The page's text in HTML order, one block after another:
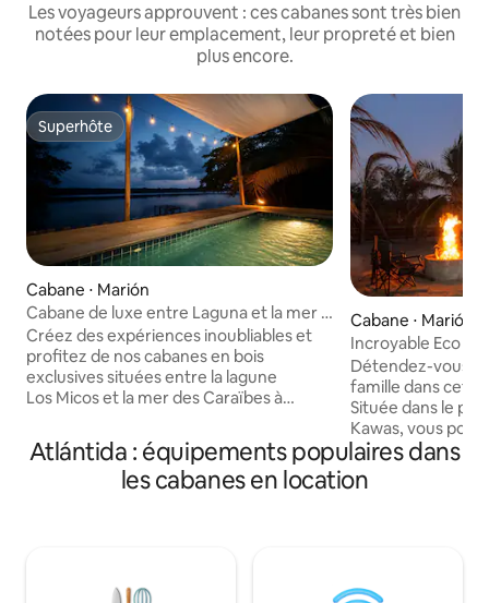
Les voyageurs approuvent : ces cabanes sont très bien
notées pour leur emplacement, leur propreté et bien
plus encore.
Superhôte
Superhôte
Cabane ⋅ Marión
Cabane de luxe entre Laguna et la mer à
Miami Beach
Créez des expériences inoubliables et
profitez de nos cabanes en bois
exclusives situées entre la lagune
Los Micos et la mer des Caraïbes à
vous avec la nature et vivez des
moments inoubliables dans un havre de
paix, et profitez des magnifiques
pouvez explorer la lagune en kayak ou
Cabane ⋅ Marión
Incroyable Eco A-
national
Détendez-vous
famille dans cette
Située dans le
Kawas, vous
expérience
nature, cette villa est alimentée en
énergie solaire, et dispose d'un
chambre avec sa
Atlántida : équipements populaires dans
les cabanes en location